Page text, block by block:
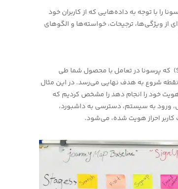
را با توجه به داده‌هایی که از کاربران خود
از ویژگی‌ها، ترجیحات، خواسته‌ها و الگوهای
پس از آن می‌رویم به سراغ شناسایی مراحلی(Stages) که پرسونا در تعامل با محصول شما طی
شروع به هدف نهایی می‌رسد. در این مثال
هویت خود را انجام دهد را مشخص کردیم که
ورود به سیستم، دسترسی به داشبورد،
کاربر احراز هویت شده، می‌شود.